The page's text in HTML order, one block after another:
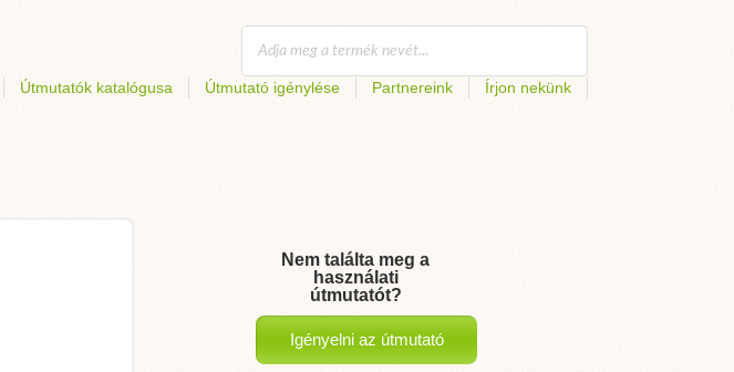
Útmutatók katalógusa Útmutató igénylése Partnereink Írjon nekünk
Nem találta meg a
használati
útmutatót?
Igényelni az útmutató